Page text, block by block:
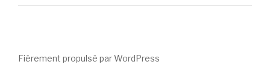
Fièrement propulsé par WordPress